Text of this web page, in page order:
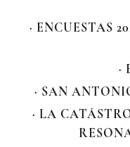
· ENCUESTAS
·
· SAN
· LA